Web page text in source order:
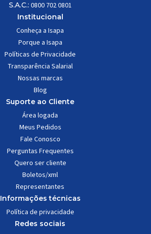
S.A.C.: 0800 702 0801
Institucional
Conheça a Isapa
Porque a Isapa
Políticas de Privacidade
Transparência Salarial
Nossas marcas
Blog
Suporte ao Cliente
Área logada
Meus Pedidos
Fale Conosco
Perguntas Frequentes
Quero ser cliente
Boletos/xml
Representantes
Informações técnicas
Política de privacidade
Redes sociais